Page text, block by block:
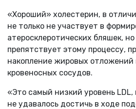
«Хороший» холестерин, в
не только не участвует в
атеросклеротических бляшек,
препятствует этому процессу,
накопление жировых отложений
кровеносных сосудов.
«Это самый низкий уровень LDL,
не удавалось достичь в ходе